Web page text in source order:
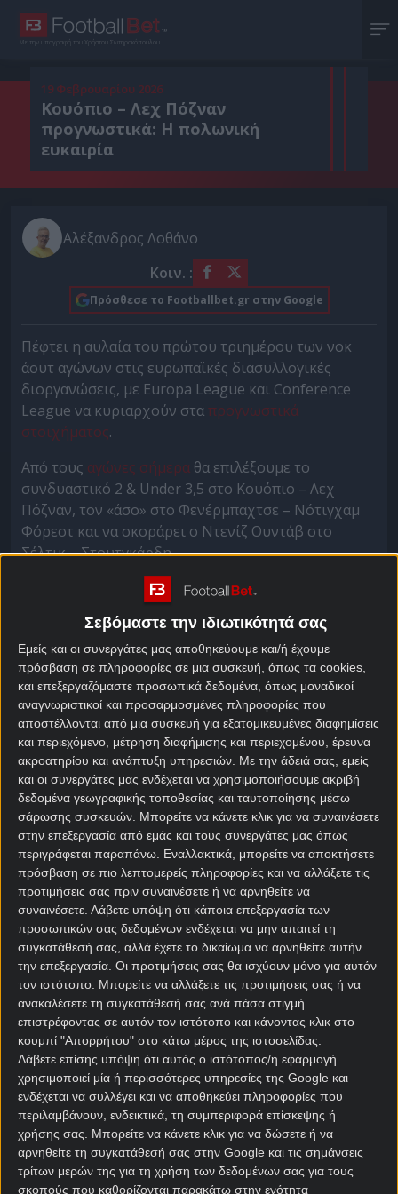
Σεβόμαστε την ιδιωτικότητά σας
Εμείς και οι συνεργάτες μας αποθηκεύουμε και/ή έχουμε
πρόσβαση σε πληροφορίες σε μια συσκευή, όπως τα cookies,
και επεξεργαζόμαστε προσωπικά δεδομένα, όπως μοναδικοί
αναγνωριστικοί και προσαρμοσμένες πληροφορίες που
αποστέλλονται από μια συσκευή για εξατομικευμένες διαφημίσεις
και περιεχόμενο, μέτρηση διαφήμισης και περιεχομένου, έρευνα
ακροατηρίου και ανάπτυξη υπηρεσιών. Με την άδειά σας, εμείς
και οι συνεργάτες μας ενδέχεται να χρησιμοποιήσουμε ακριβή
δεδομένα γεωγραφικής τοποθεσίας και ταυτοποίησης μέσω
σάρωσης συσκευών. Μπορείτε να κάνετε κλικ για να συναινέσετε
στην επεξεργασία από εμάς και τους συνεργάτες μας όπως
περιγράφεται παραπάνω. Εναλλακτικά, μπορείτε να αποκτήσετε
πρόσβαση σε πιο λεπτομερείς πληροφορίες και να αλλάξετε τις
προτιμήσεις σας πριν συναινέσετε ή να αρνηθείτε να
συναινέσετε. Λάβετε υπόψη ότι κάποια επεξεργασία των
προσωπικών σας δεδομένων ενδέχεται να μην απαιτεί τη
συγκατάθεσή σας, αλλά έχετε το δικαίωμα να αρνηθείτε αυτήν
την επεξεργασία. Οι προτιμήσεις σας θα ισχύουν μόνο για αυτόν
τον ιστότοπο. Μπορείτε να αλλάξετε τις προτιμήσεις σας ή να
ανακαλέσετε τη συγκατάθεσή σας ανά πάσα στιγμή
επιστρέφοντας σε αυτόν τον ιστότοπο και κάνοντας κλικ στο
κουμπί "Απορρήτου" στο κάτω μέρος της ιστοσελίδας.
Λάβετε επίσης υπόψη ότι αυτός ο ιστότοπος/η εφαρμογή
χρησιμοποιεί μία ή περισσότερες υπηρεσίες της Google και
ενδέχεται να συλλέγει και να αποθηκεύει πληροφορίες που
περιλαμβάνουν, ενδεικτικά, τη συμπεριφορά επίσκεψης ή
χρήσης σας. Μπορείτε να κάνετε κλικ για να δώσετε ή να
αρνηθείτε τη συγκατάθεσή σας στην Google και τις σημάνσεις
τρίτων μερών της για τη χρήση των δεδομένων σας για τους
σκοπούς που καθορίζονται παρακάτω στην ενότητα
Με την υπογραφή του Χρήστου Σωτηρακόπουλου
19 Φεβρουαρίου 2026
Κουόπιο – Λεχ Πόζναν
προγνωστικά: Η πολωνική
ευκαιρία
Αλέξανδρος Λοθάνο
Κοιν. :
Πρόσθεσε το Footballbet.gr στην Google
Πέφτει η αυλαία του πρώτου τριημέρου των νοκ
άουτ αγώνων στις ευρωπαϊκές διασυλλογικές
διοργανώσεις, με Europa League και Conference
League να κυριαρχούν σταπρογνωστικά
στοιχήματος.
Από τους αγώνες σήμερα θα επιλέξουμε το
συνδυαστικό 2 & Under 3,5 στο Κουόπιο – Λεχ
Πόζναν, τον «άσο» στο Φενέρμπαχτσε – Νότιγχαμ
Φόρεστ και να σκοράρει ο Ντενίζ Ουντάβ στο
Σέλτικ – Στουτγκάρδη.
Κουόπιο – Λεχ Πόζναν
Προγνωστικά
Από δύο διαδοχικές ήττες στο φινλανδικό
πρωτάθλημα προέρχεται η ασταθής Κουόπιο, η
οποία εξασφάλισε την συμμετοχή της στα πλέι οφ
του Conference League με δύο ισοπαλίες στο
φινάλε, η μια μάλιστα στην έδρα της Κρίσταλ Πάλας.
Πιο αξιόπιστη και από πιο δυνατό πρωτάθλημα η
Λεχ Πόζναν, η οποία φιλοδοξεί να βάλει από
σήμερα Πέμπτη (19/02) τις βάσεις για την πρόκρισή
της στους «16» της τρίτης τη τάξει διασυλλογικής
διοργάνωσης.
Ξεκάθαρο φαβορί στιςστοιχηματικές εταιρίες
Πολωνοί, θα τους στηρίξουμε με το συνδυαστικό 2
& Under 3,5 στο Κουόπιο – Λεχ Πόζναν.
Φενέρμπαχτσε – Νότιγχαμ
Φόρεστ Προγνωστικά
Με οδηγό τον θρίαμβο της Γαλατάσαραϊ επί της
Γιουβέντους (5-2), δύο 24ωρα νωρίτερα στο
Champions League, η Φενέρμπαχτσε θα επιδιώξει
να πάρει προβάδισμα πρόκρισης στους «16» του
Europa League κόντρα στη Νότιγχαμ Φόρεστ, στο
τιμόνι της οποίας βρίσκεται ένας παλιός της